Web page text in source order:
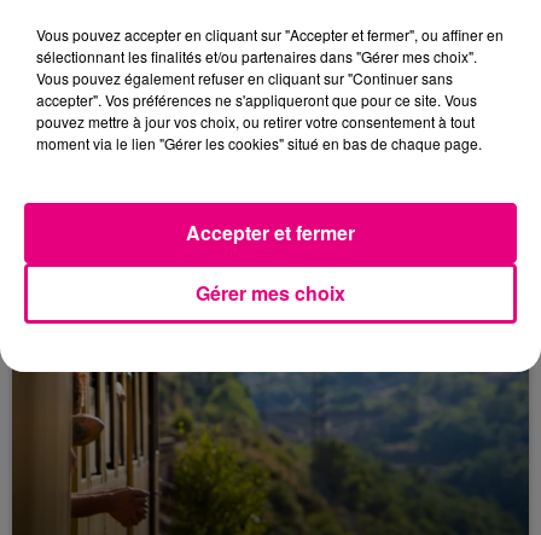
GRAVES AUX PRADETTES
Nuit d'horreur aux Pradettes, où 11 victimes sont à
déplorer dans l'incendie d'un immeuble de cinq
étages, dont 1 décès et 2 blessés en urgence
absolue.
Vous pouvez accepter en cliquant sur "Accepter et fermer", ou affiner en
sélectionnant les finalités et/ou partenaires dans "Gérer mes choix".
Vous pouvez également refuser en cliquant sur "Continuer sans
accepter". Vos préférences ne s'appliqueront que pour ce site. Vous
pouvez mettre à jour vos choix, ou retirer votre consentement à tout
moment via le lien "Gérer les cookies" situé en bas de chaque page.
Gérer mes choix
Accepter et fermer